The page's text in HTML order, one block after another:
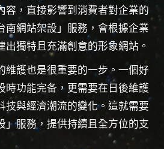
容，直接影響到消費者對企業的
南網站架設」服務，會根據企業
出獨特且充滿創意的形象網站。
維護也是很重要的一步。一個好
時功能完备，更需要在日後維護
技與經濟潮流的變化。這就需要
」服務，提供持續且全方位的支